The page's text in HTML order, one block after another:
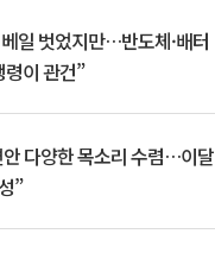
베일 벗었지만…반도체·배터
령이 관건”
다양한 목소리 수렴…이달
”